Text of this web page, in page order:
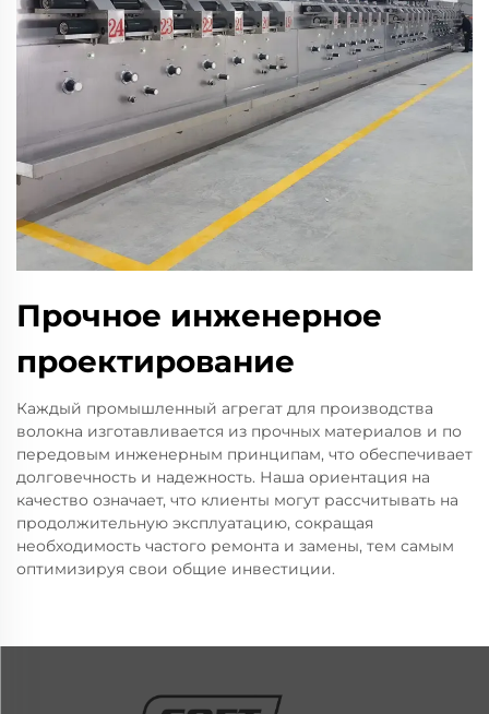
Прочное инженерное
проектирование
Каждый промышленный агрегат для производства
волокна изготавливается из прочных материалов и по
передовым инженерным принципам, что обеспечивает
долговечность и надежность. Наша ориентация на
качество означает, что клиенты могут рассчитывать на
продолжительную эксплуатацию, сокращая
необходимость частого ремонта и замены, тем самым
оптимизируя свои общие инвестиции.